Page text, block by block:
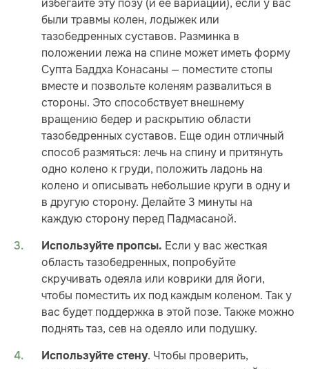
избегайте эту позу (и ее вариаций), если у вас
были травмы колен, лодыжек или
тазобедренных суставов. Разминка в
положении лежа на спине может иметь форму
Супта Баддха Конасаны — поместите стопы
вместе и позвольте коленям развалиться в
стороны. Это способствует внешнему
вращению бедер и раскрытию области
тазобедренных суставов. Еще один отличный
способ размяться: лечь на спину и притянуть
одно колено к груди, положить ладонь на
колено и описывать небольшие круги в одну и
в другую сторону. Делайте 3 минуты на
каждую сторону перед Падмасаной.
Используйте пропсы. Если у вас жесткая
область тазобедренных, попробуйте
скручивать одеяла или коврики для йоги,
чтобы поместить их под каждым коленом. Так у
вас будет поддержка в этой позе. Также можно
поднять таз, сев на одеяло или подушку.
Используйте стену. Чтобы проверить,